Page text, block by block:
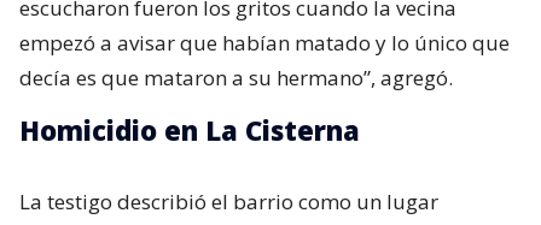
escucharon fueron los gritos cuando la vecina
empezó a avisar que habían matado y lo único que
decía es que mataron a su hermano”, agregó.
Homicidio en La Cisterna
La testigo describió el barrio como un lugar